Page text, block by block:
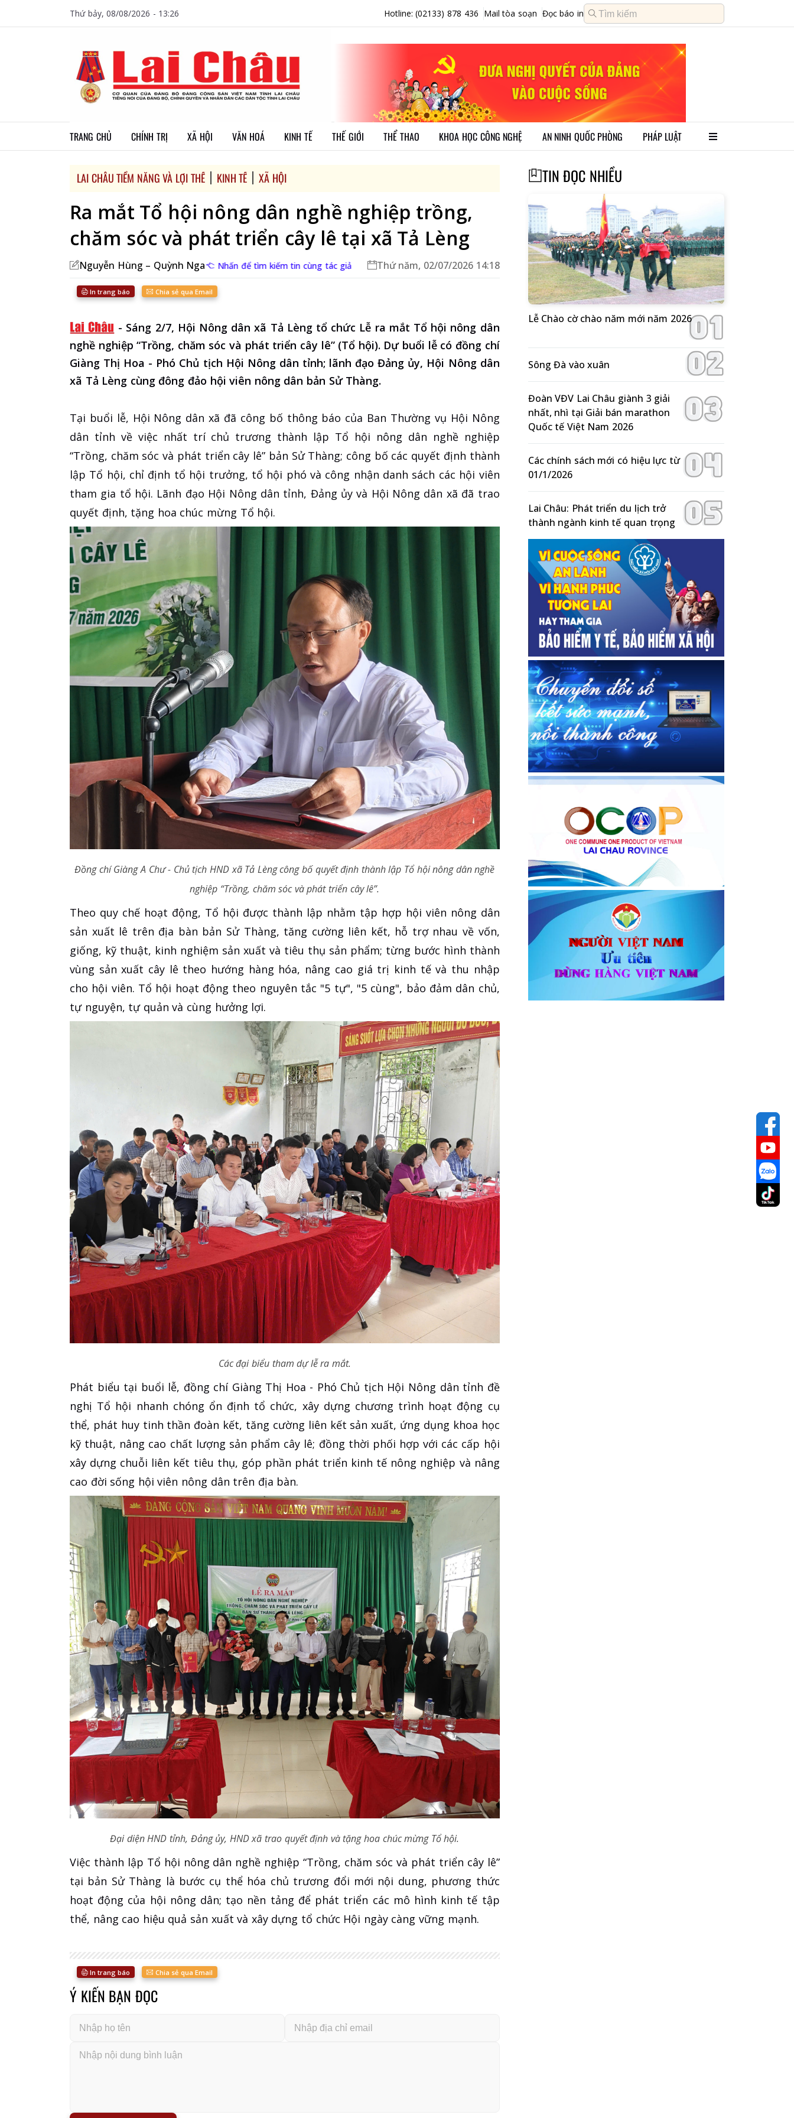
Thứ bảy, 08/08/2026 - 13:26 Hotline: (02133) 878 436 Mail tòa soạn Đọc báo in
TRANG CHỦ CHÍNH TRỊ XÃ HỘI VĂN HOÁ KINH TẾ THẾ GIỚI THỂ THAO KHOA HỌC CÔNG NGHỆ AN NINH QUỐC PHÒNG PHÁP LUẬT
LAI CHÂU TIỀM NĂNG VÀ LỢI THẾ KINH TẾ XÃ HỘI
Ra mắt Tổ hội nông dân nghề nghiệp trồng,
chăm sóc và phát triển cây lê tại xã Tả Lèng
Nguyễn Hùng – Quỳnh Nga Nhấn để tìm kiếm tin cùng tác giả Thứ năm, 02/07/2026 14:18
In trang báo Chia sẻ qua Email
- Sáng 2/7, Hội Nông dân xã Tả Lèng tổ chức Lễ ra mắt Tổ hội nông dân
nghề nghiệp “Trồng, chăm sóc và phát triển cây lê” (Tổ hội). Dự buổi lễ có đồng chí
Giàng Thị Hoa - Phó Chủ tịch Hội Nông dân tỉnh; lãnh đạo Đảng ủy, Hội Nông dân
xã Tả Lèng cùng đông đảo hội viên nông dân bản Sử Thàng.
Tại buổi lễ, Hội Nông dân xã đã công bố thông báo của Ban Thường vụ Hội Nông
dân tỉnh về việc nhất trí chủ trương thành lập Tổ hội nông dân nghề nghiệp
“Trồng, chăm sóc và phát triển cây lê” bản Sử Thàng; công bố các quyết định thành
lập Tổ hội, chỉ định tổ hội trưởng, tổ hội phó và công nhận danh sách các hội viên
tham gia tổ hội. Lãnh đạo Hội Nông dân tỉnh, Đảng ủy và Hội Nông dân xã đã trao
quyết định, tặng hoa chúc mừng Tổ hội.
Đồng chí Giàng A Chư - Chủ tịch HND xã Tả Lèng công bố quyết định thành lập Tổ hội nông dân nghề
nghiệp “Trồng, chăm sóc và phát triển cây lê”.
Theo quy chế hoạt động, Tổ hội được thành lập nhằm tập hợp hội viên nông dân
sản xuất lê trên địa bàn bản Sử Thàng, tăng cường liên kết, hỗ trợ nhau về vốn,
giống, kỹ thuật, kinh nghiệm sản xuất và tiêu thụ sản phẩm; từng bước hình thành
vùng sản xuất cây lê theo hướng hàng hóa, nâng cao giá trị kinh tế và thu nhập
cho hội viên. Tổ hội hoạt động theo nguyên tắc "5 tự", "5 cùng", bảo đảm dân chủ,
tự nguyện, tự quản và cùng hưởng lợi.
Các đại biểu tham dự lễ ra mắt.
Phát biểu tại buổi lễ, đồng chí Giàng Thị Hoa - Phó Chủ tịch Hội Nông dân tỉnh đề
nghị Tổ hội nhanh chóng ổn định tổ chức, xây dựng chương trình hoạt động cụ
thể, phát huy tinh thần đoàn kết, tăng cường liên kết sản xuất, ứng dụng khoa học
kỹ thuật, nâng cao chất lượng sản phẩm cây lê; đồng thời phối hợp với các cấp hội
xây dựng chuỗi liên kết tiêu thụ, góp phần phát triển kinh tế nông nghiệp và nâng
cao đời sống hội viên nông dân trên địa bàn.
Đại diện HND tỉnh, Đảng ủy, HND xã trao quyết định và tặng hoa chúc mừng Tổ hội.
Việc thành lập Tổ hội nông dân nghề nghiệp “Trồng, chăm sóc và phát triển cây lê”
tại bản Sử Thàng là bước cụ thể hóa chủ trương đổi mới nội dung, phương thức
hoạt động của hội nông dân; tạo nền tảng để phát triển các mô hình kinh tế tập
thể, nâng cao hiệu quả sản xuất và xây dựng tổ chức Hội ngày càng vững mạnh.
In trang báo Chia sẻ qua Email
Ý KIẾN BẠN ĐỌC
TIN ĐỌC NHIỀU
Lễ Chào cờ chào năm mới năm 2026
Sông Đà vào xuân
Đoàn VĐV Lai Châu giành 3 giải
nhất, nhì tại Giải bán marathon
Quốc tế Việt Nam 2026
Các chính sách mới có hiệu lực từ
01/1/2026
Lai Châu: Phát triển du lịch trở
thành ngành kinh tế quan trọng